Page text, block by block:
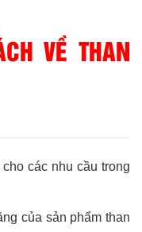
VỀ THAN
các nhu cầu trong
của sản phẩm than